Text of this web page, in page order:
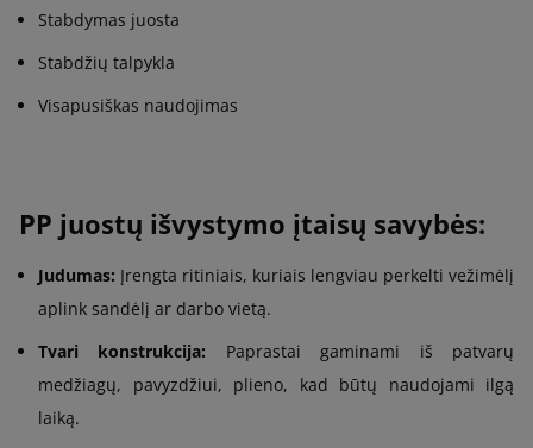
Stabdymas juosta
Stabdžių talpykla
Visapusiškas naudojimas
PP juostų išvystymo įtaisų savybės:
Judumas: Įrengta ritiniais, kuriais lengviau perkelti vežimėlį
aplink sandėlį ar darbo vietą.
Tvari konstrukcija: Paprastai gaminami iš patvarų
medžiagų, pavyzdžiui, plieno, kad būtų naudojami ilgą
laiką.